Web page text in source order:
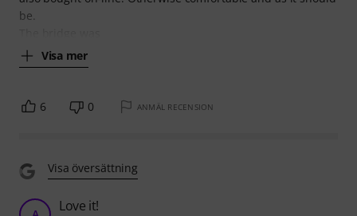
be.
Visa mer
6 0 ANMÄL RECENSION
Visa översättning
Love it!